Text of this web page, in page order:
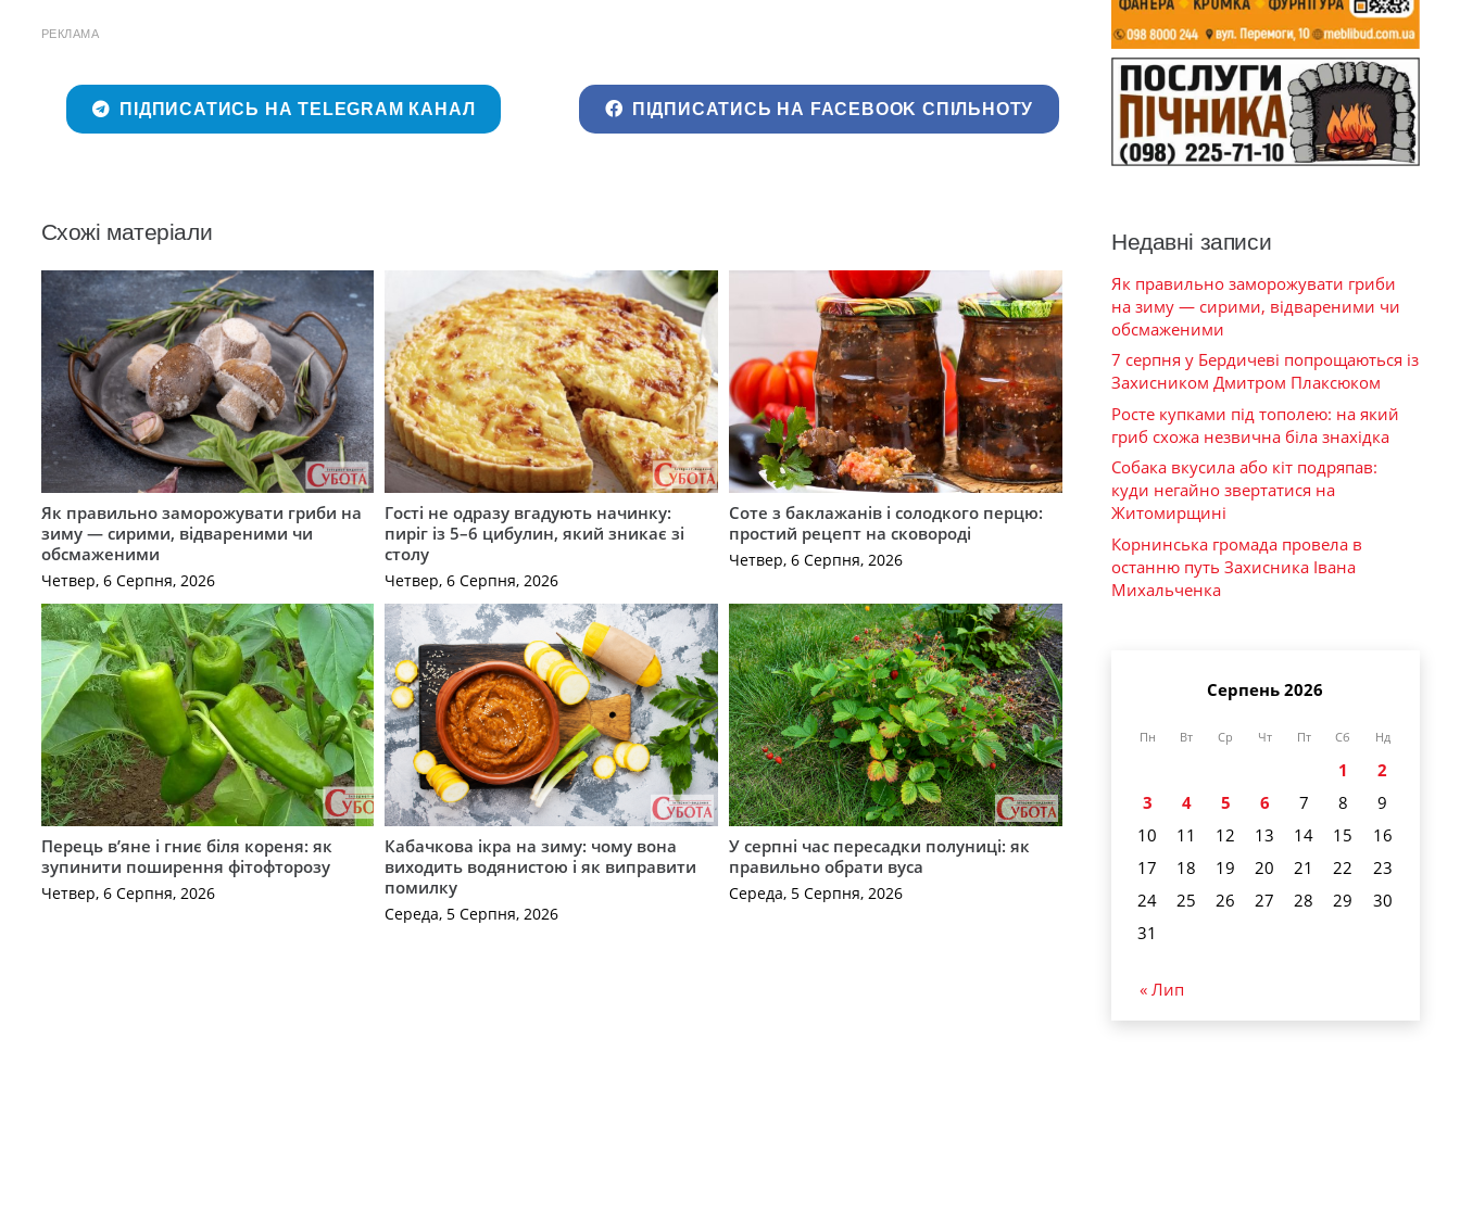
РЕКЛАМА
ПІДПИСАТИСЬ НА TELEGRAM КАНАЛ ПІДПИСАТИСЬ НА FACEBOOK СПІЛЬНОТУ
Схожі матеріали
Як правильно заморожувати гриби на
зиму — сирими, відвареними чи
обсмаженими
Четвер, 6 Серпня, 2026
Гості не одразу вгадують начинку:
пиріг із 5–6 цибулин, який зникає зі
столу
Четвер, 6 Серпня, 2026
Соте з баклажанів і солодкого перцю:
простий рецепт на сковороді
Четвер, 6 Серпня, 2026
Перець в’яне і гниє біля кореня: як
зупинити поширення фітофторозу
Четвер, 6 Серпня, 2026
Кабачкова ікра на зиму: чому вона
виходить водянистою і як виправити
помилку
Середа, 5 Серпня, 2026
У серпні час пересадки полуниці: як
правильно обрати вуса
Середа, 5 Серпня, 2026
Недавні записи
Як правильно заморожувати гриби
на зиму — сирими, відвареними чи
обсмаженими
7 серпня у Бердичеві попрощаються із
Захисником Дмитром Плаксюком
Росте купками під тополею: на який
гриб схожа незвична біла знахідка
Собака вкусила або кіт подряпав:
куди негайно звертатися на
Житомирщині
Корнинська громада провела в
останню путь Захисника Івана
Михальченка
Серпень 2026
Пн Вт Ср Чт Пт Сб Нд
1
2
3
4 5 6 7 8
9
10
11 12 13 14 15
16
17
18 19 20 21 22
23
24
25 26 27 28 29
30
31
« Лип